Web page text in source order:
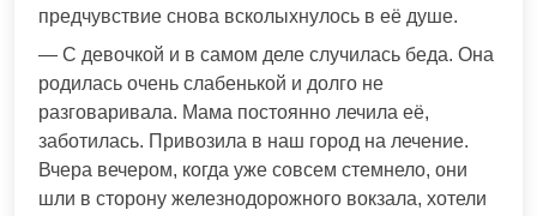
предчувствие снова всколыхнулось в её душе.
— С девочкой и в самом деле случилась беда. Она
родилась очень слабенькой и долго не
разговаривала. Мама постоянно лечила её,
заботилась. Привозила в наш город на лечение.
Вчера вечером, когда уже совсем стемнело, они
шли в сторону железнодорожного вокзала, хотели